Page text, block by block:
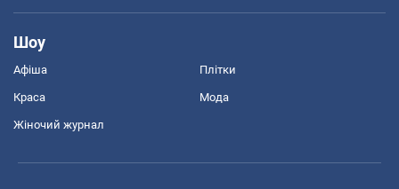
Шоу
Афіша Плітки
Краса Мода
Жіночий журнал